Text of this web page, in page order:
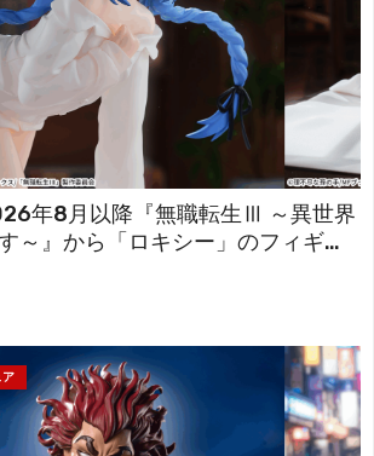
年8月以降『無職転生Ⅲ ～異世界
～』から「ロキシー」のフィギュ